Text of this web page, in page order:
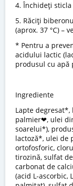
4. Închideți
5. Răciți
(aprox. 37 °C) –
* Pentru a
acidului lactic
produsul cu apă
Ingrediente
Lapte
palmier❤, ulei
soarelui*),
lactoză*, ulei de
ortofosforic,
tirozină, sulfat
carbonat de
(acid L-ascorbic,